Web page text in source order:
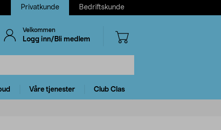
Privatkunde Bedriftskunde
Velkommen
Logg inn/Bli medlem
Våre tjenester Club Clas